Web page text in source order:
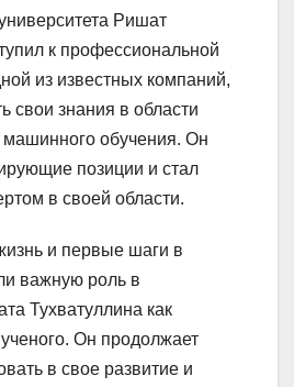
Ришат
к профессиональной
из известных компаний,
свои знания в области
обучения. Он
позиции и стал
в своей области.
и первые шаги в
важную роль в
Тухватуллина как
Он продолжает
в свое развитие и